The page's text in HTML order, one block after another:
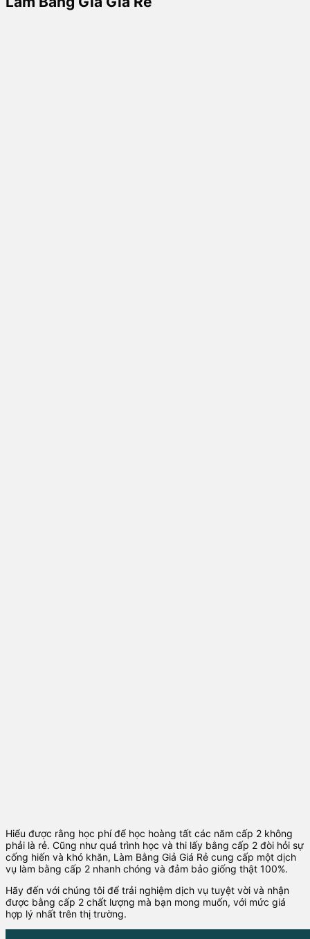
Hiểu được rằng học phí để học hoàng tất các năm cấp 2 không
phải là rẻ. Cũng như quá trình học và thi lấy bằng cấp 2 đòi hỏi sự
cống hiến và khó khăn, Làm Bằng Giả Giá Rẻ cung cấp một dịch
vụ làm bằng cấp 2 nhanh chóng và đảm bảo giống thật 100%.
Hãy đến với chúng tôi để trải nghiệm dịch vụ tuyệt vời và nhận
được bằng cấp 2 chất lượng mà bạn mong muốn, với mức giá
hợp lý nhất trên thị trường.